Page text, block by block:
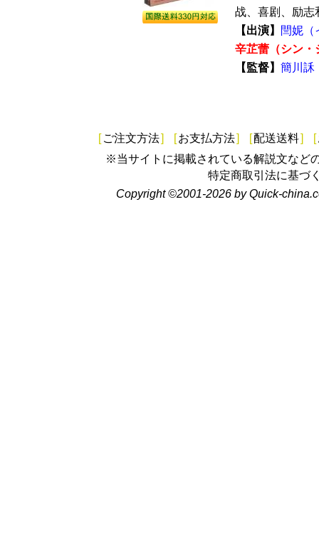
战、喜剧、励志
【出演】
閆妮（
辛芷蕾（シン・
【監督】 簡川訸
[ ご注文方法] [お支払方法] [配送送料] [
※当サイトに掲載されている解説文など
特定商取引法に基づ
Copyright ©2001-2026 by Quick-